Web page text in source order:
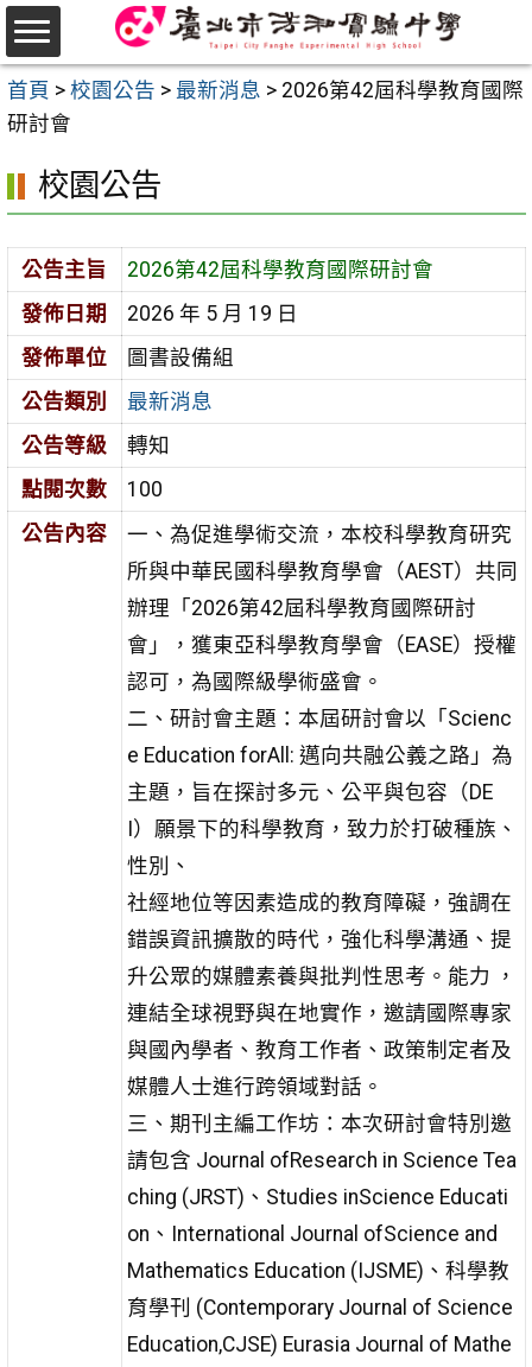
跳
至
主
要
區
首頁 > 校園公告 > 最新消息 > 2026第42屆科學教育國際
研討會
校園公告
公告主旨
2026第42屆科學教育國際研討會
發佈日期
2026 年 5 月 19 日
發佈單位
圖書設備組
公告類別
最新消息
公告等級
轉知
點閱次數
100
公告內容
一、為促進學術交流，本校科學教育研究
所與中華民國科學教育學會（AEST）共同
辦理「2026第42屆科學教育國際研討
會」，獲東亞科學教育學會（EASE）授權
認可，為國際級學術盛會。
二、研討會主題：本屆研討會以「Scienc
e Education forAll: 邁向共融公義之路」為
主題，旨在探討多元、公平與包容（DE
I）願景下的科學教育，致力於打破種族、
性別、
社經地位等因素造成的教育障礙，強調在
錯誤資訊擴散的時代，強化科學溝通、提
升公眾的媒體素養與批判性思考。能力 ，
連結全球視野與在地實作，邀請國際專家
與國內學者、教育工作者、政策制定者及
媒體人士進行跨領域對話。
三、期刊主編工作坊：本次研討會特別邀
請包含 Journal ofResearch in Science Tea
ching (JRST)、Studies inScience Educati
on、International Journal ofScience and
Mathematics Education (IJSME)、科學教
育學刊 (Contemporary Journal of Science
Education,CJSE) Eurasia Journal of Mathe
選
單